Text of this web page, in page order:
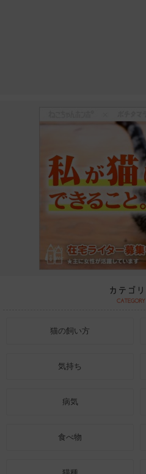
猫の飼い方
気持ち
病気
食べ物